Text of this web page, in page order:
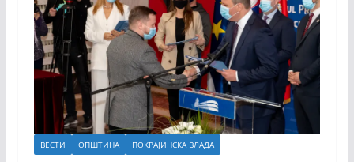
ВЕСТИ ОПШТИНА ПОКРАЈИНСКА ВЛАДА